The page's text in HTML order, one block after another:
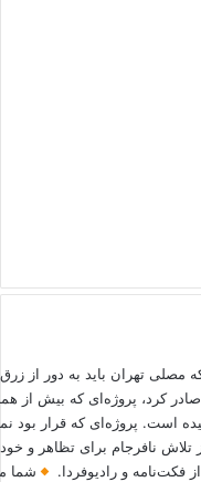
مصلی تهران باید به دور از
کرد، پروژه‌ای که بیش از
است. پروژه‌ای که قرار بود
تلاش نافرجام برای تظاهر و
فکت‌نامه و رادیوفردا.
شما